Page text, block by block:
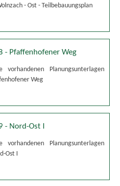
- Ost - Teilbebauungsplan
- Pfaffenhofener Weg
Planungsunterlagen
Weg
- Nord-Ost I
Planungsunterlagen
Ost I